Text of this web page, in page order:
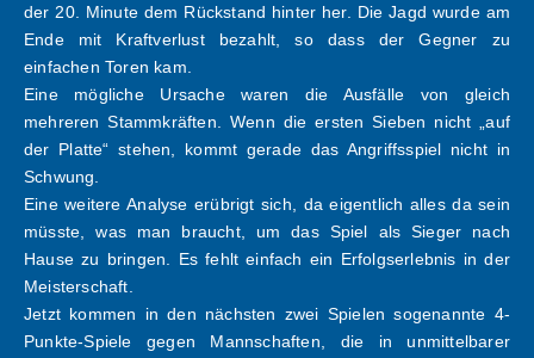
der 20. Minute dem Rückstand hinter her. Die Jagd wurde am
Ende mit Kraftverlust bezahlt, so dass der Gegner zu
einfachen Toren kam.
Eine mögliche Ursache waren die Ausfälle von gleich
mehreren Stammkräften. Wenn die ersten Sieben nicht „auf
der Platte“ stehen, kommt gerade das Angriffsspiel nicht in
Schwung.
Eine weitere Analyse erübrigt sich, da eigentlich alles da sein
müsste, was man braucht, um das Spiel als Sieger nach
Hause zu bringen. Es fehlt einfach ein Erfolgserlebnis in der
Meisterschaft.
Jetzt kommen in den nächsten zwei Spielen sogenannte 4-
Punkte-Spiele gegen Mannschaften, die in unmittelbarer